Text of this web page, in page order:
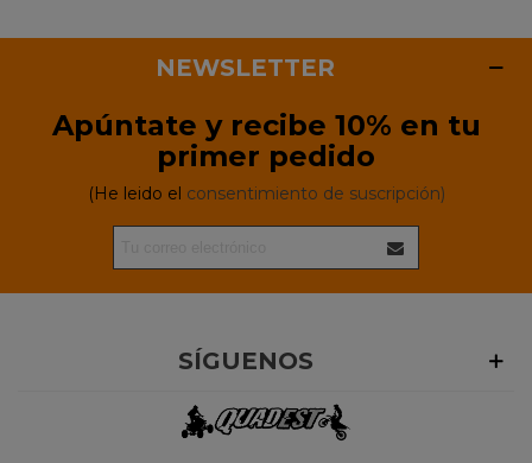
NEWSLETTER
Apúntate y recibe 10% en tu
primer pedido
(He leido el consentimiento de suscripción)
SÍGUENOS